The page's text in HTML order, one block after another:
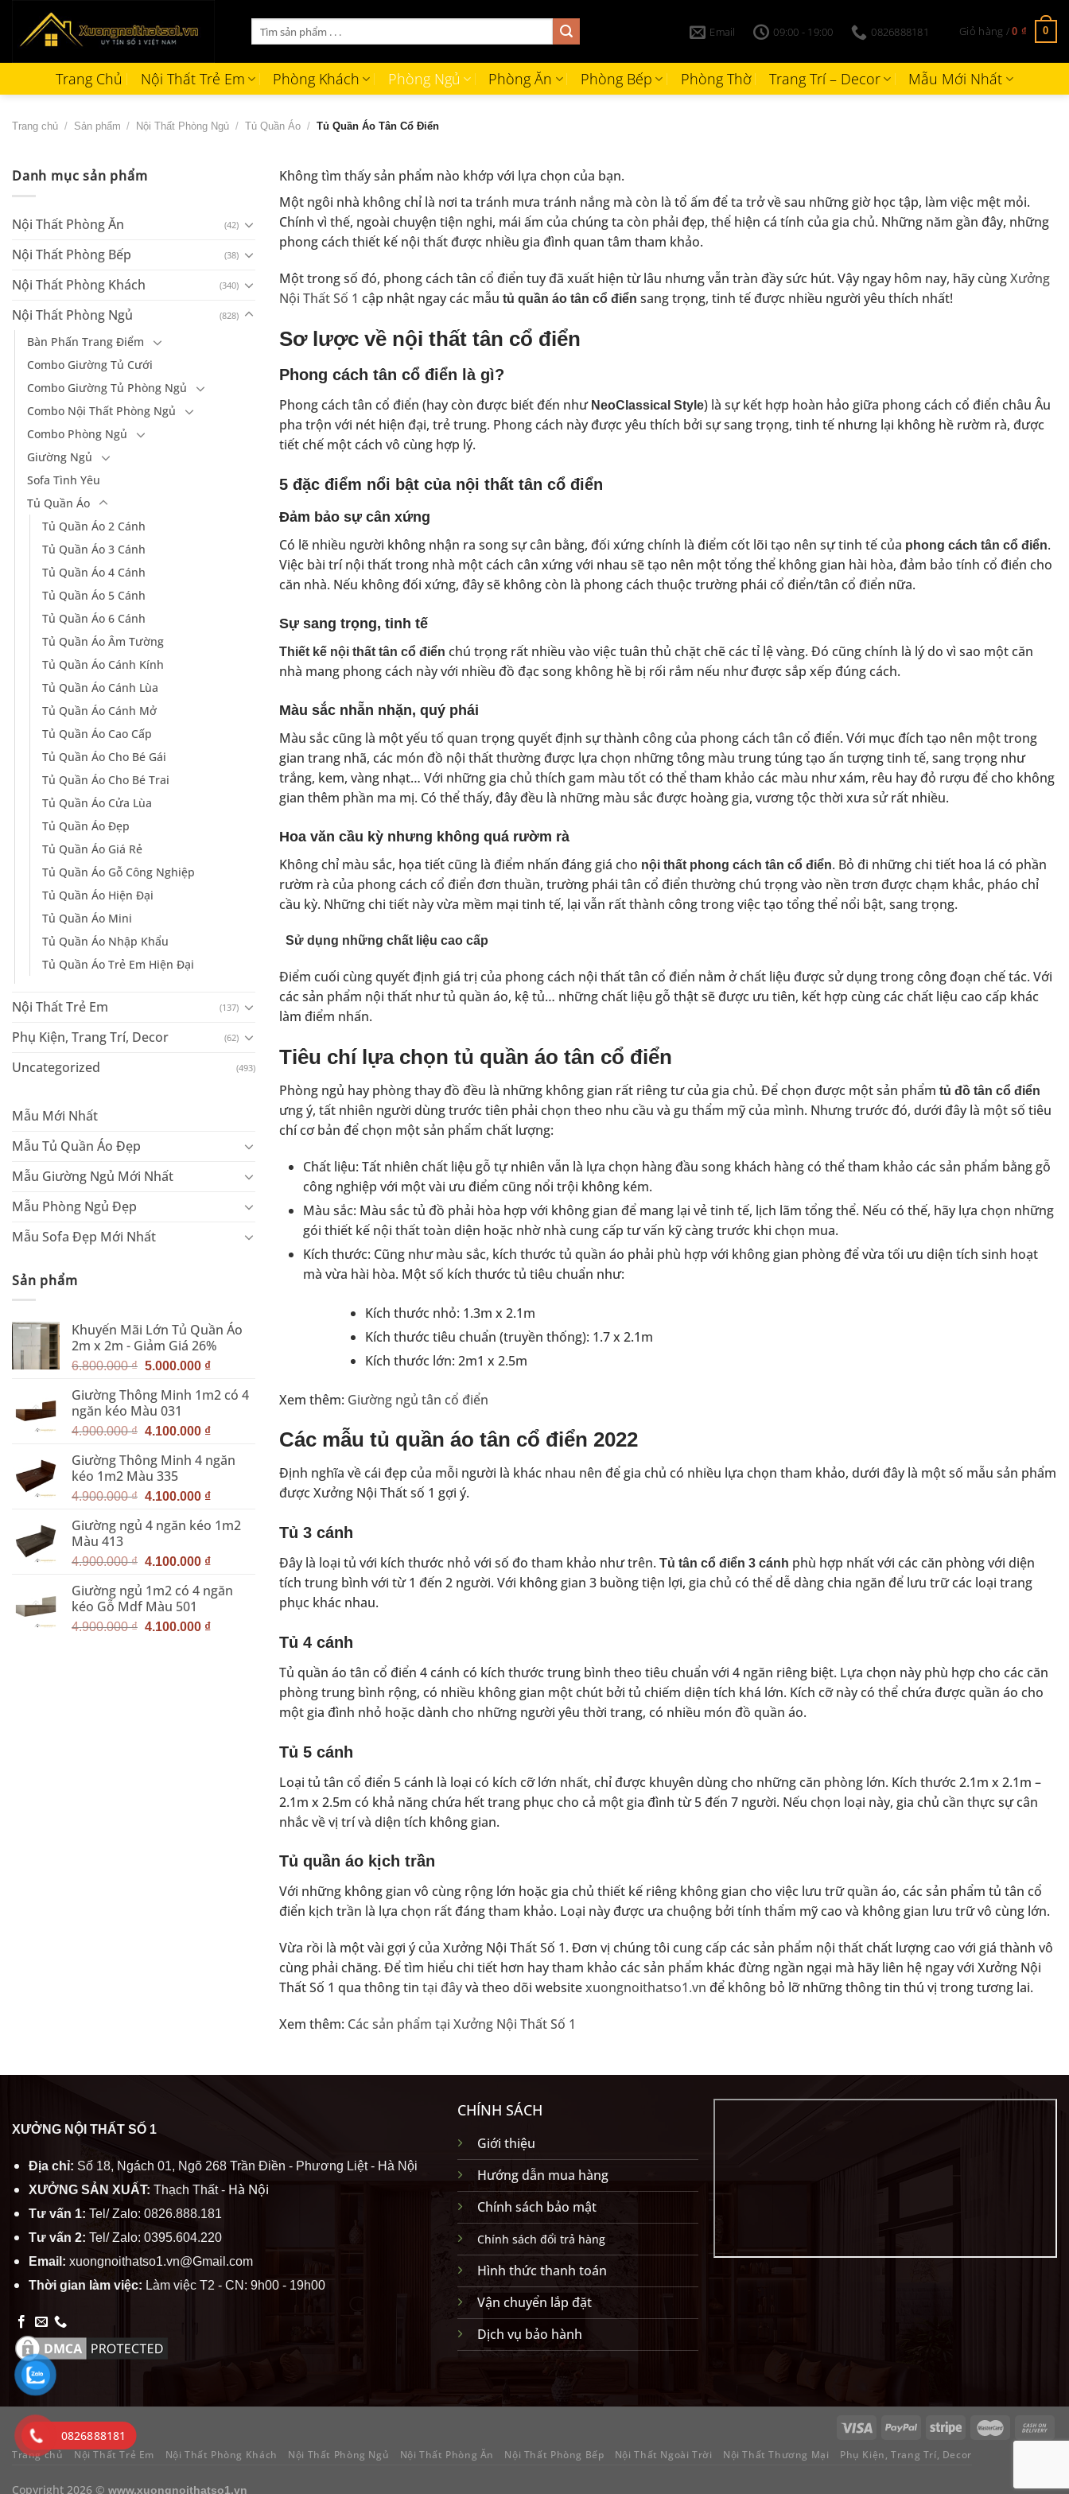
Tìm
kiếm:
Email 09:00 - 19:00 0826888181 Giỏ hàng /0 ₫ 0
Trang Chủ Nội Thất Trẻ Em Phòng Khách Phòng Ngủ Phòng Ăn Phòng Bếp Phòng Thờ Trang Trí – Decor Mẫu Mới Nhất
Trang chủ / Sản phẩm / Nội Thất Phòng Ngủ / Tủ Quần Áo / Tủ Quần Áo Tân Cổ Điển
Danh mục sản phẩm
Nội Thất Phòng Ăn (42)
Nội Thất Phòng Bếp (38)
Nội Thất Phòng Khách (340)
Nội Thất Phòng Ngủ (828)
Bàn Phấn Trang Điểm
Combo Giường Tủ Cưới
Combo Giường Tủ Phòng Ngủ
Combo Nội Thất Phòng Ngủ
Combo Phòng Ngủ
Giường Ngủ
Sofa Tình Yêu
Tủ Quần Áo
Tủ Quần Áo 2 Cánh
Tủ Quần Áo 3 Cánh
Tủ Quần Áo 4 Cánh
Tủ Quần Áo 5 Cánh
Tủ Quần Áo 6 Cánh
Tủ Quần Áo Âm Tường
Tủ Quần Áo Cánh Kính
Tủ Quần Áo Cánh Lùa
Tủ Quần Áo Cánh Mở
Tủ Quần Áo Cao Cấp
Tủ Quần Áo Cho Bé Gái
Tủ Quần Áo Cho Bé Trai
Tủ Quần Áo Cửa Lùa
Tủ Quần Áo Đẹp
Tủ Quần Áo Giá Rẻ
Tủ Quần Áo Gỗ Công Nghiệp
Tủ Quần Áo Hiện Đại
Tủ Quần Áo Mini
Tủ Quần Áo Nhập Khẩu
Tủ Quần Áo Trẻ Em Hiện Đại
Nội Thất Trẻ Em (137)
Phụ Kiện, Trang Trí, Decor (62)
Uncategorized (493)
Mẫu Mới Nhất
Mẫu Tủ Quần Áo Đẹp
Mẫu Giường Ngủ Mới Nhất
Mẫu Phòng Ngủ Đẹp
Mẫu Sofa Đẹp Mới Nhất
Sản phẩm
Khuyến Mãi Lớn Tủ Quần Áo
2m x 2m - Giảm Giá 26%
6.800.000₫ Giá
là:
6.800.000 ₫.
5.000.000 ₫Giá
tại
5.000.000 ₫.
Giường Thông Minh 1m2 có 4
ngăn kéo Màu 031
4.900.000₫ Giá
là:
4.900.000 ₫.
4.100.000 ₫Giá
tại
4.100.000 ₫.
Giường Thông Minh 4 ngăn
kéo 1m2 Màu 335
4.900.000₫ Giá
là:
4.100.000 ₫Giá
tại
4.100.000 ₫.
Giường ngủ 4 ngăn kéo 1m2
Màu 413
4.900.000₫ Giá
là:
4.900.000 ₫.
4.100.000 ₫Giá
tại
4.100.000 ₫.
Giường ngủ 1m2 có 4 ngăn
kéo Gỗ Mdf Màu 501
4.900.000₫ Giá
4.100.000 ₫Giá
4.100.000 ₫.
Không tìm thấy sản phẩm nào khớp với lựa chọn của bạn.
Một ngôi nhà không chỉ là nơi ta tránh mưa tránh nắng mà còn là tổ ấm để ta trở về sau những giờ học tập, làm việc mệt mỏi.
Chính vì thế, ngoài chuyện tiện nghi, mái ấm của chúng ta còn phải đẹp, thể hiện cá tính của gia chủ. Những năm gần đây, những
phong cách thiết kế nội thất được nhiều gia đình quan tâm tham khảo.
Một trong số đó, phong cách tân cổ điển tuy đã xuất hiện từ lâu nhưng vẫn tràn đầy sức hút. Vậy ngay hôm nay, hãy cùngXưởng
Nội Thất Số 1 cập nhật ngay các mẫu tủ quần áo tân cổ điển sang trọng, tinh tế được nhiều người yêu thích nhất!
Sơ lược về nội thất tân cổ điển
Phong cách tân cổ điển là gì?
Phong cách tân cổ điển (hay còn được biết đến nhưNeoClassical Style) là sự kết hợp hoàn hảo giữa phong cách cổ điển châu Âu
pha trộn với nét hiện đại, trẻ trung. Phong cách này được yêu thích bởi sự sang trọng, tinh tế nhưng lại không hề rườm rà, được
tiết chế một cách vô cùng hợp lý.
5 đặc điểm nổi bật của nội thất tân cổ điển
Đảm bảo sự cân xứng
Có lẽ nhiều người không nhận ra song sự cân bằng, đối xứng chính là điểm cốt lõi tạo nên sự tinh tế của phong cách tân cổ điển.
Việc bài trí nội thất trong nhà một cách cân xứng với nhau sẽ tạo nên một tổng thể không gian hài hòa, đảm bảo tính cổ điển cho
căn nhà. Nếu không đối xứng, đây sẽ không còn là phong cách thuộc trường phái cổ điển/tân cổ điển nữa.
Sự sang trọng, tinh tế
Thiết kế nội thất tân cổ điển chú trọng rất nhiều vào việc tuân thủ chặt chẽ các tỉ lệ vàng. Đó cũng chính là lý do vì sao một căn
nhà mang phong cách này với nhiều đồ đạc song không hề bị rối rắm nếu như được sắp xếp đúng cách.
Màu sắc nhẵn nhặn, quý phái
Màu sắc cũng là một yếu tố quan trọng quyết định sự thành công của phong cách tân cổ điển. Với mục đích tạo nên một trong
gian trang nhã, các món đồ nội thất thường được lựa chọn những tông màu trung túng tạo ấn tượng tinh tế, sang trọng như
trắng, kem, vàng nhạt… Với những gia chủ thích gam màu tốt có thể tham khảo các màu như xám, rêu hay đỏ rượu để cho không
gian thêm phần ma mị. Có thể thấy, đây đều là những màu sắc được hoàng gia, vương tộc thời xưa sử rất nhiều.
Hoa văn cầu kỳ nhưng không quá rườm rà
Không chỉ màu sắc, họa tiết cũng là điểm nhấn đáng giá cho nội thất phong cách tân cổ điển. Bỏ đi những chi tiết hoa lá có phần
rườm rà của phong cách cổ điển đơn thuần, trường phái tân cổ điển thường chú trọng vào nền trơn được chạm khắc, pháo chỉ
cầu kỳ. Những chi tiết này vừa mềm mại tinh tế, lại vẫn rất thành công trong việc tạo tổng thể nổi bật, sang trọng.
Sử dụng những chất liệu cao cấp
Điểm cuối cùng quyết định giá trị của phong cách nội thất tân cổ điển nằm ở chất liệu được sử dụng trong công đoạn chế tác. Với
các sản phẩm nội thất như tủ quần áo, kệ tủ… những chất liệu gỗ thật sẽ được ưu tiên, kết hợp cùng các chất liệu cao cấp khác
làm điểm nhấn.
Tiêu chí lựa chọn tủ quần áo tân cổ điển
Phòng ngủ hay phòng thay đồ đều là những không gian rất riêng tư của gia chủ. Để chọn được một sản phẩm tủ đồ tân cổ điển
ưng ý, tất nhiên người dùng trước tiên phải chọn theo nhu cầu và gu thẩm mỹ của mình. Nhưng trước đó, dưới đây là một số tiêu
chí cơ bản để chọn một sản phẩm chất lượng:
Chất liệu: Tất nhiên chất liệu gỗ tự nhiên vẫn là lựa chọn hàng đầu song khách hàng có thể tham khảo các sản phẩm bằng gỗ
công nghiệp với một vài ưu điểm cũng nổi trội không kém.
Màu sắc: Màu sắc tủ đồ phải hòa hợp với không gian để mang lại vẻ tinh tế, lịch lãm tổng thể. Nếu có thế, hãy lựa chọn những
gói thiết kế nội thất toàn diện hoặc nhờ nhà cung cấp tư vấn kỹ càng trước khi chọn mua.
Kích thước: Cũng như màu sắc, kích thước tủ quần áo phải phù hợp với không gian phòng để vừa tối ưu diện tích sinh hoạt
mà vừa hài hòa. Một số kích thước tủ tiêu chuẩn như:
Kích thước nhỏ: 1.3m x 2.1m
Kích thước tiêu chuẩn (truyền thống): 1.7 x 2.1m
Kích thước lớn: 2m1 x 2.5m
Xem thêm: Giường ngủ tân cổ điển
Các mẫu tủ quần áo tân cổ điển 2022
Định nghĩa về cái đẹp của mỗi người là khác nhau nên để gia chủ có nhiều lựa chọn tham khảo, dưới đây là một số mẫu sản phẩm
được Xưởng Nội Thất số 1 gợi ý.
Tủ 3 cánh
Đây là loại tủ với kích thước nhỏ với số đo tham khảo như trên. Tủ tân cổ điển 3 cánh phù hợp nhất với các căn phòng với diện
tích trung bình với từ 1 đến 2 người. Với không gian 3 buồng tiện lợi, gia chủ có thể dễ dàng chia ngăn để lưu trữ các loại trang
phục khác nhau.
Tủ 4 cánh
Tủ quần áo tân cổ điển 4 cánh có kích thước trung bình theo tiêu chuẩn với 4 ngăn riêng biệt. Lựa chọn này phù hợp cho các căn
phòng trung bình rộng, có nhiều không gian một chút bởi tủ chiếm diện tích khá lớn. Kích cỡ này có thể chứa được quần áo cho
một gia đình nhỏ hoặc dành cho những người yêu thời trang, có nhiều món đồ quần áo.
Tủ 5 cánh
Loại tủ tân cổ điển 5 cánh là loại có kích cỡ lớn nhất, chỉ được khuyên dùng cho những căn phòng lớn. Kích thước 2.1m x 2.1m –
2.1m x 2.5m có khả năng chứa hết trang phục cho cả một gia đình từ 5 đến 7 người. Nếu chọn loại này, gia chủ cần thực sự cân
nhắc về vị trí và diện tích không gian.
Tủ quần áo kịch trần
Với những không gian vô cùng rộng lớn hoặc gia chủ thiết kế riêng không gian cho việc lưu trữ quần áo, các sản phẩm tủ tân cổ
điển kịch trần là lựa chọn rất đáng tham khảo. Loại này được ưa chuộng bởi tính thẩm mỹ cao và không gian lưu trữ vô cùng lớn.
Vừa rồi là một vài gợi ý của Xưởng Nội Thất Số 1. Đơn vị chúng tôi cung cấp các sản phẩm nội thất chất lượng cao với giá thành vô
cùng phải chăng. Để tìm hiểu chi tiết hơn hay tham khảo các sản phẩm khác đừng ngần ngại mà hãy liên hệ ngay với Xưởng Nội
Thất Số 1 qua thông tin tại đâyvà theo dõi websitexuongnoithatso1.vn để không bỏ lỡ những thông tin thú vị trong tương lai.
Xem thêm: Các sản phẩm tại Xưởng Nội Thất Số 1
XƯỞNG NỘI THẤT SỐ 1
Địa chỉ: Số 18, Ngách 01, Ngõ 268 Trần Điền - Phương Liệt - Hà Nội
XƯỞNG SẢN XUẤT: Thạch Thất -Hà Nội
Tư vấn 1: Tel/ Zalo: 0826.888.181
Tư vấn 2: Tel/ Zalo: 0395.604.220
Email: xuongnoithatso1.vn@Gmail.com
Thời gian làm việc: Làm việc T2 - CN: 9h00 - 19h00
CHÍNH SÁCH
Giới thiệu
Hướng dẫn mua hàng
Chính sách bảo mật
Chính sách đổi trả hàng
Hình thức thanh toán
Vận chuyển lắp đặt
Dịch vụ bảo hành
Trang chủ Nội Thất Trẻ Em Nội Thất Phòng Khách Nội Thất Phòng Ngủ Nội Thất Phòng Ăn Nội Thất Phòng Bếp Nội Thất Ngoài Trời Nội Thất Thương Mại Phụ Kiện, Trang Trí, Decor
Copyright 2026 © www.xuongnoithatso1.vn
0826888181